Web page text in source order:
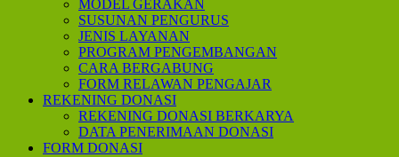
MODEL GERAKAN
SUSUNAN PENGURUS
JENIS LAYANAN
PROGRAM PENGEMBANGAN
CARA BERGABUNG
FORM RELAWAN PENGAJAR
REKENING DONASI
REKENING DONASI BERKARYA
DATA PENERIMAAN DONASI
FORM DONASI